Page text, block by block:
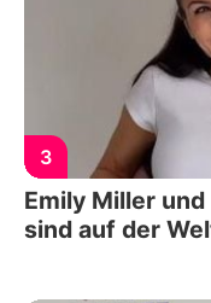
3
Emily Miller
sind auf der